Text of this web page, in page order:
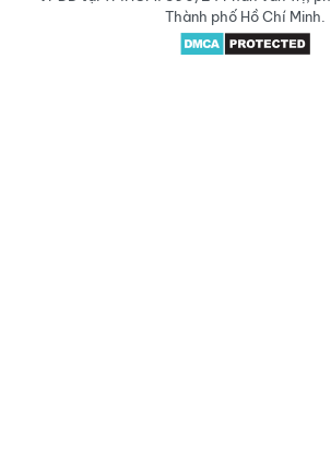
Thành phố Hồ Chí Minh.